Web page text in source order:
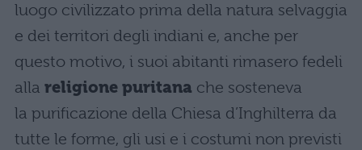
luogo civilizzato prima della natura selvaggia
e dei territori degli indiani e, anche per
questo motivo, i suoi abitanti rimasero fedeli
alla religione puritana che sosteneva
la purificazione della Chiesa d’Inghilterra da
tutte le forme, gli usi e i costumi non previsti